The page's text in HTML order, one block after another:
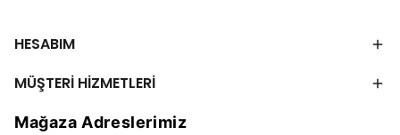
HESABIM
MÜŞTERİ HİZMETLERİ
Mağaza Adreslerimiz